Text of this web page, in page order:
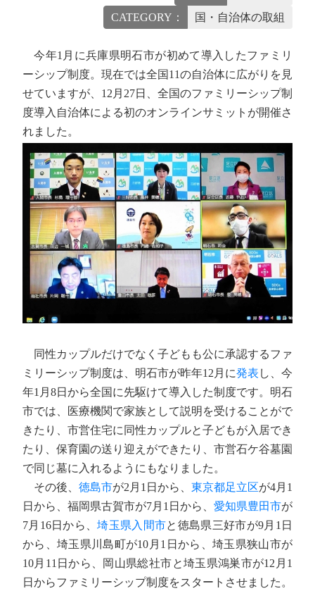
CATEGORY：
国・自治体の取組
今年1月に兵庫県明石市が初めて導入したファミリ
ーシップ制度。現在では全国11の自治体に広がりを見
せていますが、12月27日、全国のファミリーシップ制
度導入自治体による初のオンラインサミットが開催さ
れました。
同性カップルだけでなく子どもも公に承認するファ
ミリーシップ制度は、明石市が昨年12月に発表 し、今
年1月8日から全国に先駆けて導入した制度です。明石
市では、医療機関で家族として説明を受けることがで
きたり、市営住宅に同性カップルと子どもが入居でき
たり、保育園の送り迎えができたり、市営石ケ谷墓園
で同じ墓に入れるようにもなりました。
その後、 徳島市が2月1日から、 東京都足立区が4月1
日から、福岡県古賀市が7月1日から、 愛知県豊田市が
7月16日から、埼玉県入間市と徳島県三好市が9月1日
から、埼玉県川島町が10月1日から、埼玉県狭山市が
10月11日から、岡山県総社市と埼玉県鴻巣市が12月1
日からファミリーシップ制度をスタートさせました。